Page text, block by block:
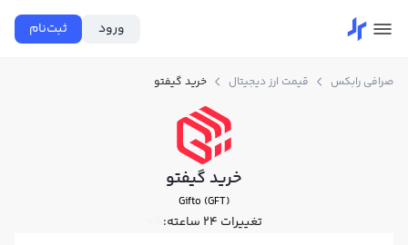
ورود ثبت‌نام
صرافی رابکس قیمت ارز دیجیتال خرید گیفتو
خرید گیفتو
Gifto (GFT)
تغییرات ۲۴ ساعته: 0%